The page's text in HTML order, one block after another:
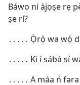
Báwo ni àjọṣe rẹ
ṣe rí?
․․․․․ Ọ̀rọ̀ wa wọ̀
․․․․․ Kì í sábà sí
․․․․․ A máa ń